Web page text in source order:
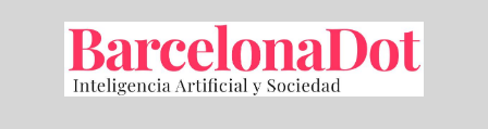
contenido